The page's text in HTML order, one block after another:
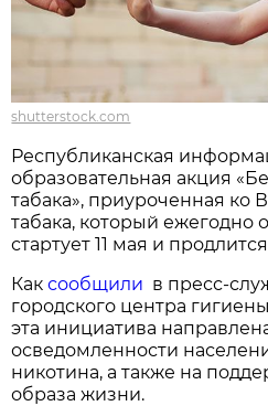
shutterstock.com
Республиканская
образовательная акция
табака», приуроченная
табака, который ежегодно
стартует 11 мая и
Каксообщили в пресс-
городского центра
эта инициатива
осведомленности
никотина, а также на
образа жизни.